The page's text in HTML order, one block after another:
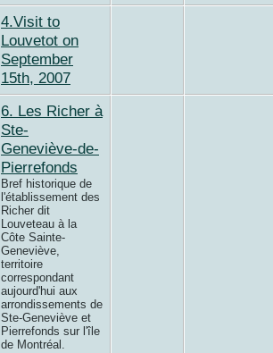
4.Visit to
Louvetot on
September
15th, 2007
6. Les Richer à
Ste-
Geneviève-de-
Pierrefonds
Bref historique de
l'établissement des
Richer dit
Louveteau à la
Côte Sainte-
Geneviève,
territoire
correspondant
aujourd'hui aux
arrondissements de
Ste-Geneviève et
Pierrefonds sur l'île
de Montréal.